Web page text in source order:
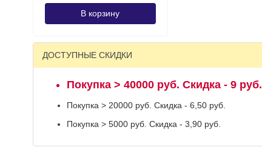
В корзину
ДОСТУПНЫЕ СКИДКИ
Покупка > 40000 руб. Скидка - 9 руб.
Покупка > 20000 руб. Скидка - 6,50 руб.
Покупка > 5000 руб. Скидка - 3,90 руб.